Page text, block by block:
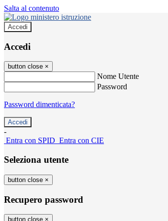
Salta al contenuto
Accedi
Accedi
button close ×
Nome Utente
Password
Password dimenticata?
-
Entra con SPID Entra con CIE
Seleziona utente
button close ×
Recupero password
button close ×